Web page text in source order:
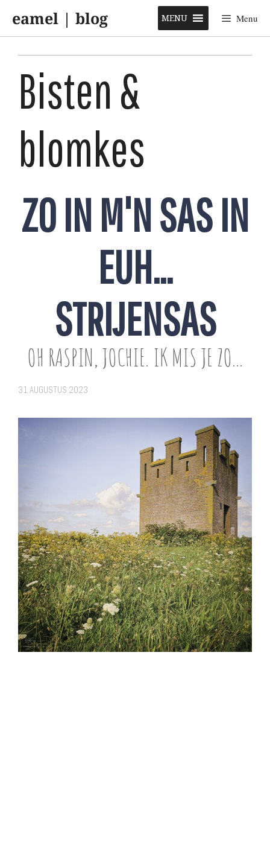
content
eamel | blog Menu
MENU
Bisten &
blomkes
ZO IN M'N SAS IN
EUH…
STRIJENSAS
OH RASPIN, JOCHIE. IK MIS JE ZO...
31 AUGUSTUS 2023